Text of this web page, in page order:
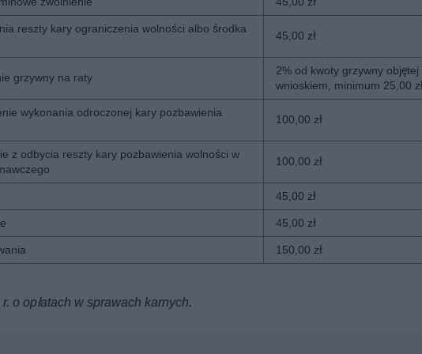
reszty kary ograniczenia wolności albo środka
45,00 zł
grzywny na raty
2% od kwoty grzywny objętej
wnioskiem, minimum 25,00
wykonania odroczonej kary pozbawienia
100,00 zł
z odbycia reszty kary pozbawienia wolności w
100,00 zł
45,00 zł
45,00 zł
150,00 zł
o opłatach w sprawach karnych.